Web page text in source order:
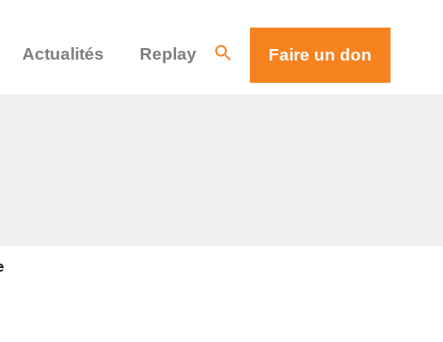
Actualités Replay Faire un don